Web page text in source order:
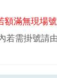
額滿無現場號
需掛號請